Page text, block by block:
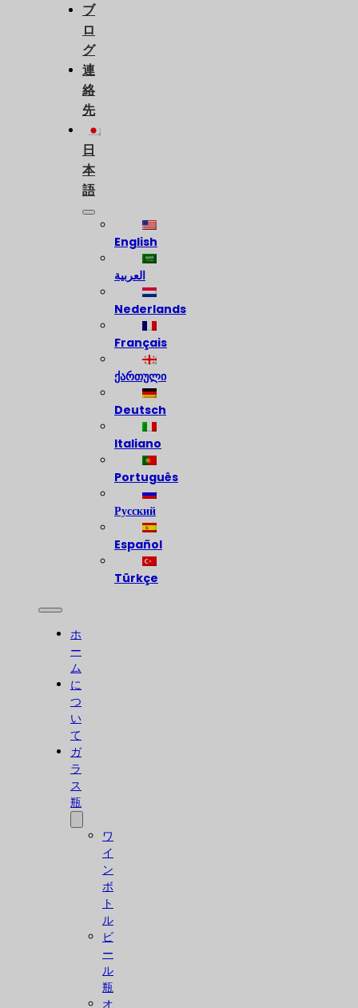
ブ
ロ
グ
連
絡
先
日
本
語
English
العربية
Nederlands
Français
ქართული
Deutsch
Italiano
Português
Русский
Español
Türkçe
ホ
ー
ム
に
つ
い
て
ガ
ラ
ス
瓶
ワ
イ
ン
ボ
ト
ル
ビ
ー
ル
瓶
オ